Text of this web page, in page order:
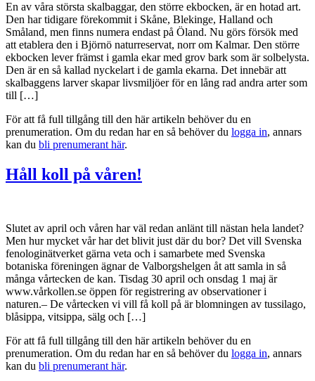
En av våra största skalbaggar, den större ekbocken, är en hotad art.
Den har tidigare förekommit i Skåne, Blekinge, Halland och
Småland, men finns numera endast på Öland. Nu görs försök med
att etablera den i Björnö naturreservat, norr om Kalmar. Den större
ekbocken lever främst i gamla ekar med grov bark som är solbelysta.
Den är en så kallad nyckelart i de gamla ekarna. Det innebär att
skalbaggens larver skapar livsmiljöer för en lång rad andra arter som
till […]
För att få full tillgång till den här artikeln behöver du en
prenumeration. Om du redan har en så behöver du logga in, annars
kan du bli prenumerant här.
Håll koll på våren!
Slutet av april och våren har väl redan anlänt till nästan hela landet?
Men hur mycket vår har det blivit just där du bor? Det vill Svenska
fenologinätverket gärna veta och i samarbete med Svenska
botaniska föreningen ägnar de Valborgshelgen åt att samla in så
många vårtecken de kan. Tisdag 30 april och onsdag 1 maj är
www.vårkollen.se öppen för registrering av observationer i
naturen.– De vårtecken vi vill få koll på är blomningen av tussilago,
blåsippa, vitsippa, sälg och […]
För att få full tillgång till den här artikeln behöver du en
prenumeration. Om du redan har en så behöver du logga in, annars
kan du bli prenumerant här.